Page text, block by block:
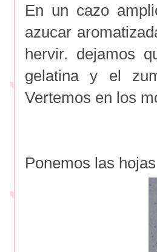
En un cazo
azucar
hervir. dejamos
gelatina y el
Vertemos en los
Ponemos las